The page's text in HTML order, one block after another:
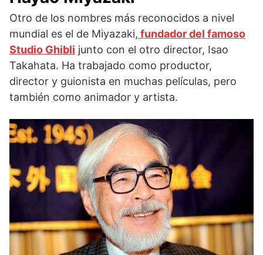
Otro de los nombres más reconocidos a nivel
mundial es el de Miyazaki, fundador del famoso
Studio Ghibli junto con el otro director, Isao
Takahata. Ha trabajado como productor,
director y guionista en muchas películas, pero
también como animador y artista.